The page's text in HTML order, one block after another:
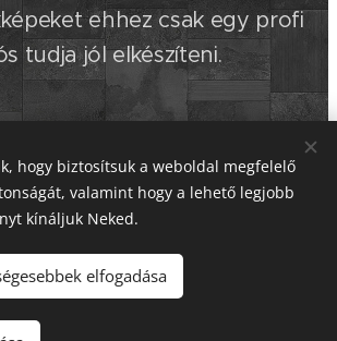
ehhez csak egy profi
tudja jól elkészíteni.
Design / A teljes tartalom jogvédelem
hogy biztosítsuk a weboldal megfelelő
valamint hogy a lehető legjobb
kínáljuk Neked.
elfogadása